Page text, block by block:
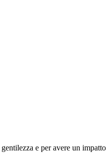
e per avere un impatto